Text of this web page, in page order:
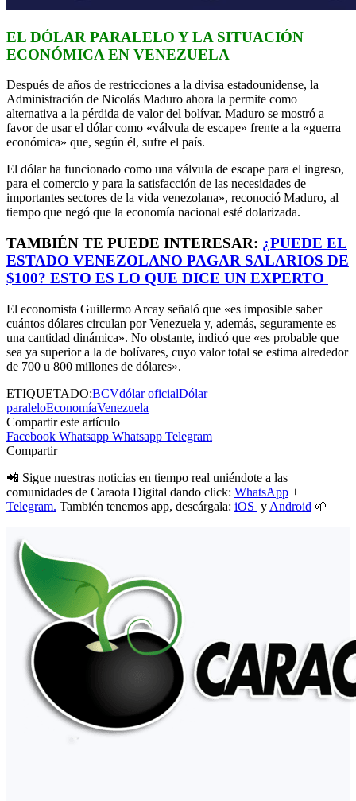
EL DÓLAR PARALELO Y LA SITUACIÓN
ECONÓMICA EN VENEZUELA
Después de años de restricciones a la divisa estadounidense, la
Administración de Nicolás Maduro ahora la permite como
alternativa a la pérdida de valor del bolívar. Maduro se mostró a
favor de usar el dólar como «válvula de escape» frente a la «guerra
económica» que, según él, sufre el país.
El dólar ha funcionado como una válvula de escape para el ingreso,
para el comercio y para la satisfacción de las necesidades de
importantes sectores de la vida venezolana», reconoció Maduro, al
tiempo que negó que la economía nacional esté dolarizada.
TAMBIÉN TE PUEDE INTERESAR: ¿PUEDE EL
ESTADO VENEZOLANO PAGAR SALARIOS DE
$100? ESTO ES LO QUE DICE UN EXPERTO
El economista Guillermo Arcay señaló que «es imposible saber
cuántos dólares circulan por Venezuela y, además, seguramente es
una cantidad dinámica». No obstante, indicó que «es probable que
sea ya superior a la de bolívares, cuyo valor total se estima alrededor
de 700 u 800 millones de dólares».
ETIQUETADO:BCVdólar oficialDólar
paraleloEconomíaVenezuela
Compartir este artículo
Facebook Whatsapp Whatsapp Telegram
Compartir
📲 Sigue nuestras noticias en tiempo real uniéndote a las
comunidades de Caraota Digital dando click: WhatsApp +
Telegram. También tenemos app, descárgala: iOS y Android 🌱